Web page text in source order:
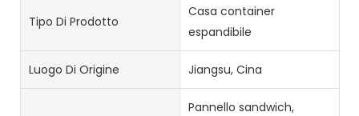
Tipo Di Prodotto
Casa container
espandibile
Luogo Di Origine Jiangsu, Cina
Pannello sandwich,